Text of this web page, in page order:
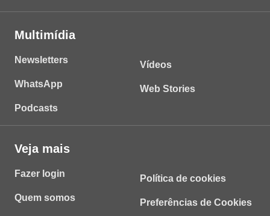
Multimídia
Newsletters
WhatsApp
Podcasts
Vídeos
Web Stories
Veja mais
Fazer login
Quem somos
Política de cookies
Preferências de Cookies